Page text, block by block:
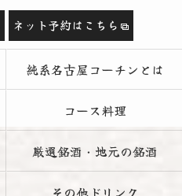
ネット予約はこちら
純系名古屋コーチンとは
コース料理
厳選銘酒・地元の銘酒
その他ドリンク